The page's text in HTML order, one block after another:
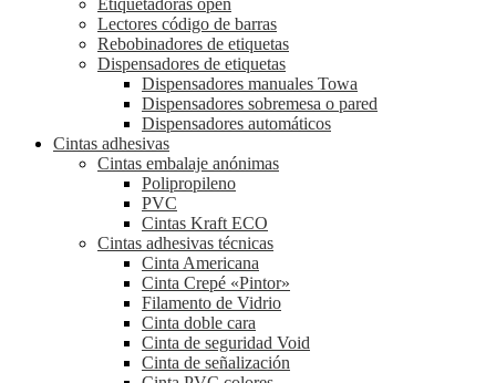
Etiquetadoras open
Lectores código de barras
Rebobinadores de etiquetas
Dispensadores de etiquetas
Dispensadores manuales Towa
Dispensadores sobremesa o pared
Dispensadores automáticos
Cintas adhesivas
Cintas embalaje anónimas
Polipropileno
PVC
Cintas Kraft ECO
Cintas adhesivas técnicas
Cinta Americana
Cinta Crepé «Pintor»
Filamento de Vidrio
Cinta doble cara
Cinta de seguridad Void
Cinta de señalización